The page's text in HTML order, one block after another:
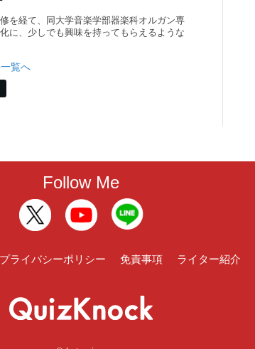
を経て、同大学音楽学部器楽科オルガン専
に、少しでも興味を持ってもらえるような
覧へ
Follow Me
プライバシーポリシー 免責事項 ライター紹介